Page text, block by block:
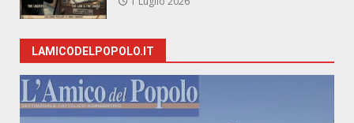
LAMICODELPOPOLO.IT